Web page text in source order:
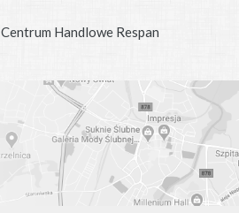
Centrum Handlowe Respan